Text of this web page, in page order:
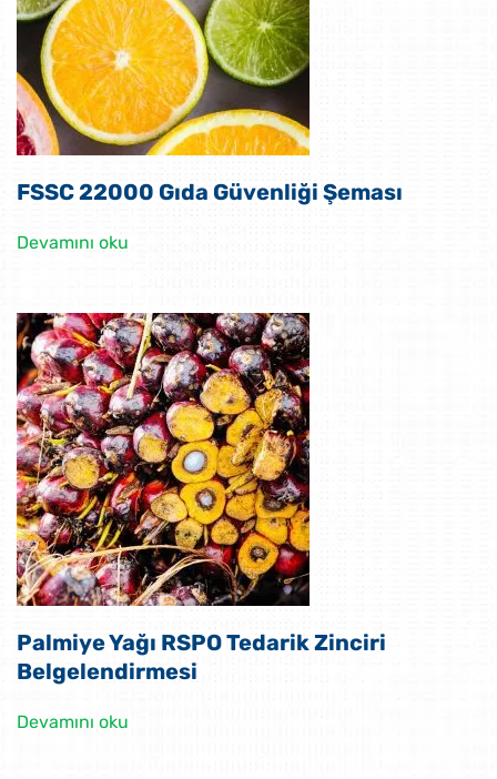
FSSC 22000 Gıda Güvenliği Şeması
Devamını oku
Palmiye Yağı RSPO Tedarik Zinciri
Belgelendirmesi
Devamını oku